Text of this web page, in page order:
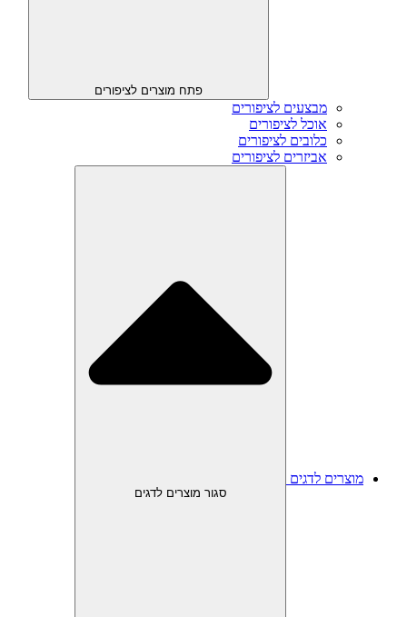
פתח מוצרים לציפורים
מבצעים לציפורים
אוכל לציפורים
כלובים לציפורים
אביזרים לציפורים
מוצרים לדגים
סגור מוצרים לדגים